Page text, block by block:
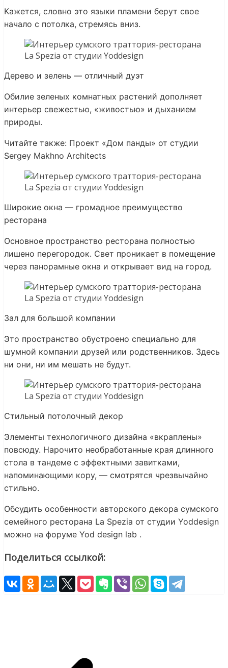
Кажется, словно это языки пламени берут свое
начало с потолка, стремясь вниз.
Дерево и зелень — отличный дуэт
Обилие зеленых комнатных растений дополняет
интерьер свежестью, «живостью» и дыханием
природы.
Читайте также: Проект «Дом панды» от студии
Sergey Makhno Architects
Широкие окна — громадное преимущество
ресторана
Основное пространство ресторана полностью
лишено перегородок. Свет проникает в помещение
через панорамные окна и открывает вид на город.
Зал для большой компании
Это пространство обустроено специально для
шумной компании друзей или родственников. Здесь
ни они, ни им мешать не будут.
Стильный потолочный декор
Элементы технологичного дизайна «вкраплены»
повсюду. Нарочито необработанные края длинного
стола в тандеме с эффектными завитками,
напоминающими кору, — смотрятся чрезвычайно
стильно.
Обсудить особенности авторского декора сумского
семейного ресторана La Spezia от студии Yoddesign
можно на форуме Yod design lab .
Поделиться ссылкой: